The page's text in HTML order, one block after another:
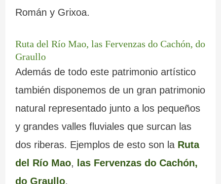
Román y Grixoa.
Ruta del Río Mao, las Fervenzas do Cachón, do
Graullo
Además de todo este patrimonio artístico
también disponemos de un gran patrimonio
natural representado junto a los pequeños
y grandes valles fluviales que surcan las
dos riberas. Ejemplos de esto son la Ruta
del Río Mao, las Fervenzas do Cachón,
do Graullo.